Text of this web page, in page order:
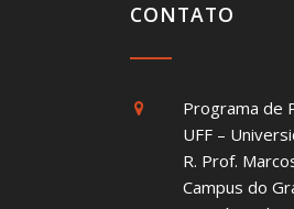
CONTATO
Programa de
UFF –
R. Prof.
Campus do